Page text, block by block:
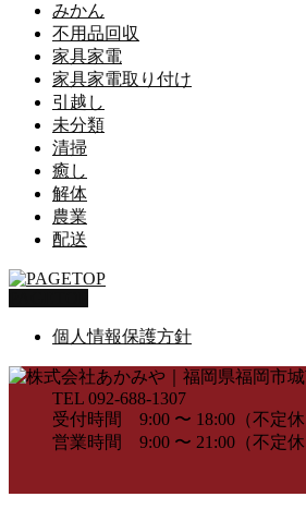
みかん
不用品回収
家具家電
家具家電取り付け
引越し
未分類
清掃
癒し
解体
農業
配送
個人情報保護方針
TEL 092-688-1307
受付時間 9:00 〜 18:00（不定休
営業時間 9:00 〜 21:00（不定休